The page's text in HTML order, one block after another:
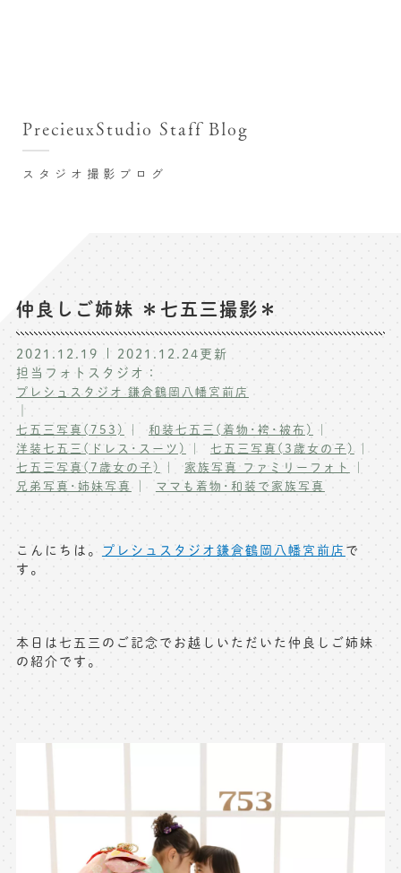
七五三お参り用着物レンタル
お宮参り写真撮影
ハーフバースデー撮影
卒業袴･卒業写真撮影
入園入学･卒園卒業記念撮影
ハーフ成人式･10歳の祝い記念撮影
家族写真･記念写真撮影
ペット写真撮影
マタニティフォト撮影
記念撮影コラム
よくある質問
写真商品一覧
お祝いギフトカード
キャンペーン･限定プラン情報
料金シミュレーション
各店舗までお問い合わせください
toiawase@precieux-studio.com
※上記アドレスは総合窓口となります
[営業時間] 9:00～17:00
[定休日] 土日祝日
スタジオ撮影ブログ
PrecieuxStudio Staff Blog
仲良しご姉妹 ＊七五三撮影＊
2021.12.19 2021.12.24更新
担当フォトスタジオ：
プレシュスタジオ 鎌倉鶴岡八幡宮前店
｜
七五三写真(753)
和装七五三(着物･袴･被布)
洋装七五三(ドレス･スーツ)
七五三写真(3歳女の子)
七五三写真(7歳女の子)
家族写真 ファミリーフォト
兄弟写真･姉妹写真
ママも着物･和装で家族写真
こんにちは。 プレシュスタジオ鎌倉鶴岡八幡宮前店 で
す。
本日は七五三のご記念でお越しいただいた仲良しご姉妹
の紹介です。